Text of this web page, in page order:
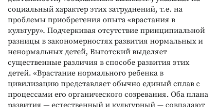
социальный характер этих затруднений, т.е. на
проблемы приобретения опыта «врастания в
культуру». Подчеркивая отсутствие принципиальной
разницы в закономерностях развития нормальных и
ненормальных детей, Выготский выделяет
существенные различия в способе развития этих
детей. «Врастание нормального ребенка в
цивилизацию представляет обычно единый сплав с
процессами его органического созревания. Оба плана
развития — естественный и культурный — совпадают